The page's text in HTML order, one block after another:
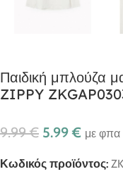
Παιδική μπλούζα
ZIPPY
9.99€ 5.99€ με φπα
Κωδικός προϊόντος: